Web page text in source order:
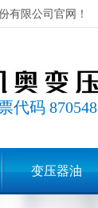
有限公司官网！
代码 870548
变压器油